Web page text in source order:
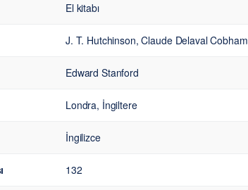
El kitabı
J. T. Hutchinson, Claude Delaval Cobham
Edward Stanford
Londra, İngiltere
İngilizce
132